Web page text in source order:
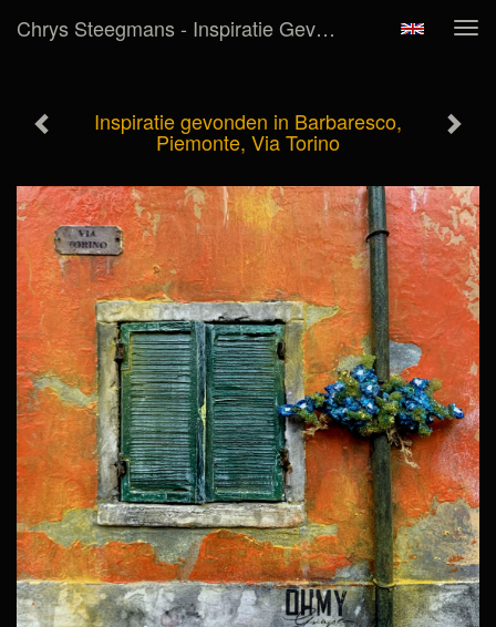
Chrys Steegmans - Inspiratie Gevonden In Barbaresco, Piemonte, Via Torino
Inspiratie gevonden in Barbaresco,
Piemonte, Via Torino